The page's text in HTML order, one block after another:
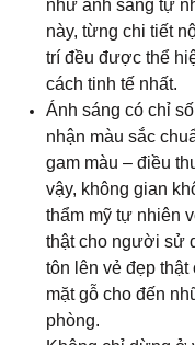
mặt gỗ cho đến
phòng.
Không chỉ dừng ở
còn tác động tích
màu sắc được
quá mức, giúp
là lý do ánh sáng
không gian sống,
trưng bày–
nơi
giá trị thật của nó.
Ánh sáng trung
gần gũi và sống
sáng theo cách tự